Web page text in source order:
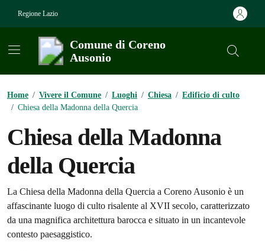
Regione Lazio
Comune di Coreno
Ausonio
Home / Vivere il Comune / Luoghi / Chiesa / Edificio di culto
/ Chiesa della Madonna della Quercia
Chiesa della Madonna
della Quercia
La Chiesa della Madonna della Quercia a Coreno Ausonio è un
affascinante luogo di culto risalente al XVII secolo, caratterizzato
da una magnifica architettura barocca e situato in un incantevole
contesto paesaggistico.